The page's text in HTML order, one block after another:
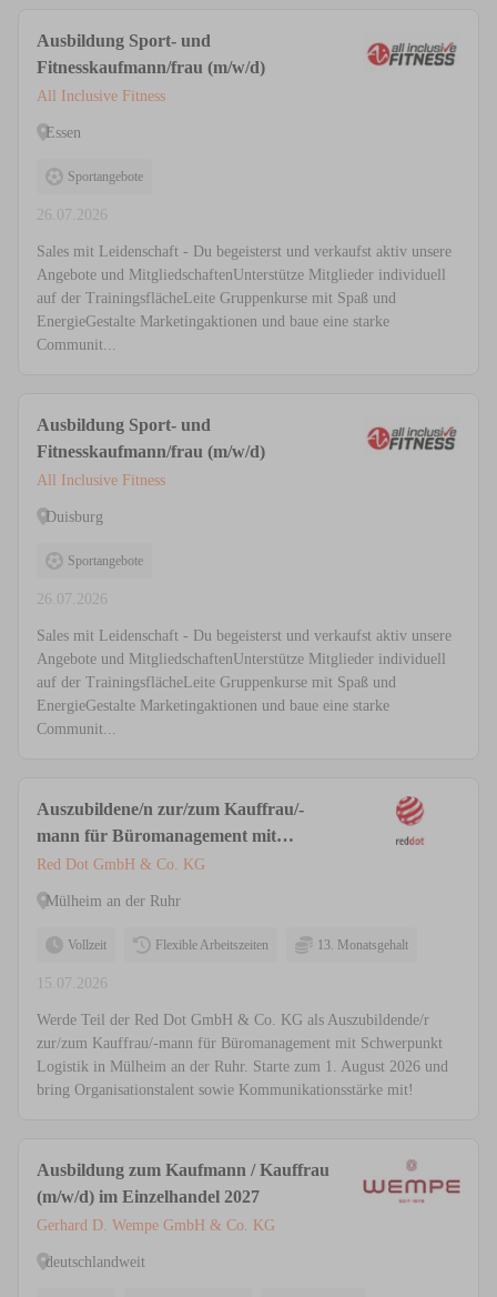
Ausbildung Sport- und
Fitnesskaufmann/frau (m/w/d)
All Inclusive Fitness
Essen
Sportangebote
26.07.2026
Sales mit Leidenschaft - Du begeisterst und verkaufst aktiv unsere
Angebote und MitgliedschaftenUnterstütze Mitglieder individuell
auf der TrainingsflächeLeite Gruppenkurse mit Spaß und
EnergieGestalte Marketingaktionen und baue eine starke
Communit...
Ausbildung Sport- und
Fitnesskaufmann/frau (m/w/d)
All Inclusive Fitness
Duisburg
Sportangebote
26.07.2026
Sales mit Leidenschaft - Du begeisterst und verkaufst aktiv unsere
Angebote und MitgliedschaftenUnterstütze Mitglieder individuell
auf der TrainingsflächeLeite Gruppenkurse mit Spaß und
EnergieGestalte Marketingaktionen und baue eine starke
Communit...
Auszubildene/n zur/zum Kauffrau/-
mann für Büromanagement mit
Schwerpunkt Logistik
Red Dot GmbH & Co. KG
Mülheim an der Ruhr
Vollzeit Flexible Arbeitszeiten 13. Monatsgehalt
15.07.2026
Werde Teil der Red Dot GmbH & Co. KG als Auszubildende/r
zur/zum Kauffrau/-mann für Büromanagement mit Schwerpunkt
Logistik in Mülheim an der Ruhr. Starte zum 1. August 2026 und
bring Organisationstalent sowie Kommunikationsstärke mit!
Ausbildung zum Kaufmann / Kauffrau
(m/w/d) im Einzelhandel 2027
Gerhard D. Wempe GmbH & Co. KG
deutschlandweit